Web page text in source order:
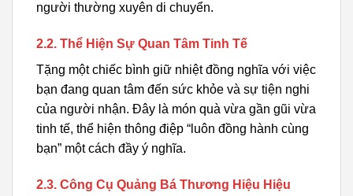
người thường xuyên di chuyển.
2.2. Thể Hiện Sự Quan Tâm Tinh Tế
Tặng một chiếc bình giữ nhiệt đồng nghĩa với việc
bạn đang quan tâm đến sức khỏe và sự tiện nghi
của người nhận. Đây là món quà vừa gần gũi vừa
tinh tế, thể hiện thông điệp “luôn đồng hành cùng
bạn” một cách đầy ý nghĩa.
2.3. Công Cụ Quảng Bá Thương Hiệu Hiệu